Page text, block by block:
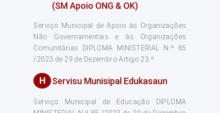
(SM Apoio ONG & OK)
Serviço Municipal de Apoio às Organizações
Não Governamentais e às Organizações
Comunitárias DIPLOMA MINISTERIAL N.º 85
/2023 de 29 de Dezembro Artigo 23.º
H Servisu Munisipal Edukasaun
Serviço Municipal de Educação DIPLOMA